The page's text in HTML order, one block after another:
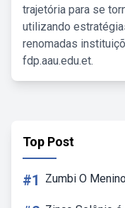
trajetória para se
utilizando
renomadas
fdp.aau.edu.et.
Top Post
#1 Zumbi O